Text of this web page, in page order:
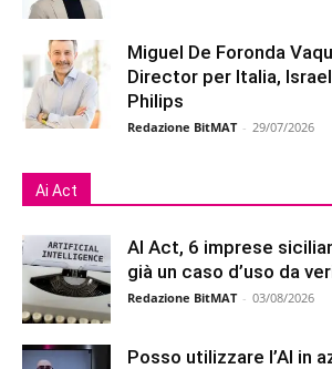
Miguel De Foronda
Director per Italia,
Philips
Redazione BitMAT - 29/07/2026
Ai Act
AI Act, 6 imprese
già un caso d’uso da
Redazione BitMAT - 03/08/2026
Posso utilizzare l’AI in